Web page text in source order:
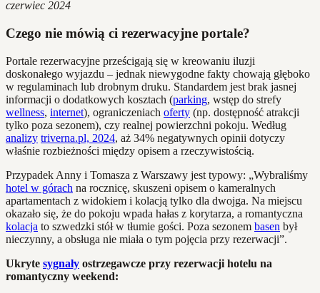
czerwiec 2024
Czego nie mówią ci rezerwacyjne portale?
Portale rezerwacyjne prześcigają się w kreowaniu iluzji
doskonałego wyjazdu – jednak niewygodne fakty chowają głęboko
w regulaminach lub drobnym druku. Standardem jest brak jasnej
informacji o dodatkowych kosztach (parking, wstęp do strefy
wellness, internet), ograniczeniach oferty (np. dostępność atrakcji
tylko poza sezonem), czy realnej powierzchni pokoju. Według
analizy triverna.pl, 2024, aż 34% negatywnych opinii dotyczy
właśnie rozbieżności między opisem a rzeczywistością.
Przypadek Anny i Tomasza z Warszawy jest typowy: „Wybraliśmy
hotel w górach na rocznicę, skuszeni opisem o kameralnych
apartamentach z widokiem i kolacją tylko dla dwojga. Na miejscu
okazało się, że do pokoju wpada hałas z korytarza, a romantyczna
kolacja to szwedzki stół w tłumie gości. Poza sezonem basen był
nieczynny, a obsługa nie miała o tym pojęcia przy rezerwacji”.
Ukryte sygnały ostrzegawcze przy rezerwacji hotelu na
romantyczny weekend: